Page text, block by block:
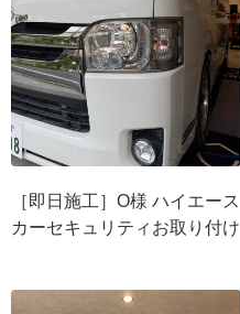
［即日施工］O様 ハイエース
カーセキュリティお取り付け